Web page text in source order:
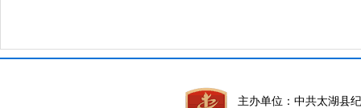
主办单位：中共太湖县